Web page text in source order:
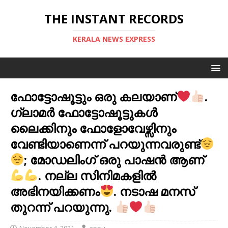
THE INSTANT RECORDS
KERALA NEWS EXPRESS
ഫോട്ടോഷൂട്ടും ഒരു കലയാണ്
.
ഗ്ലാമർ ഫോട്ടോഷൂട്ടുകൾ
ലൈക്കിനും ഫോളോവേഴ്സിനും
വേണ്ടിയാണെന്ന് പറയുന്നവരുണ്ട്
; മോഡലിംഗ് ഒരു പാഷൻ ആണ്
. നല്ല സിനിമകളിൽ
അഭിനയിക്കണം
. നടാഷ മനസ്
തുറന്ന് പറയുന്നു.